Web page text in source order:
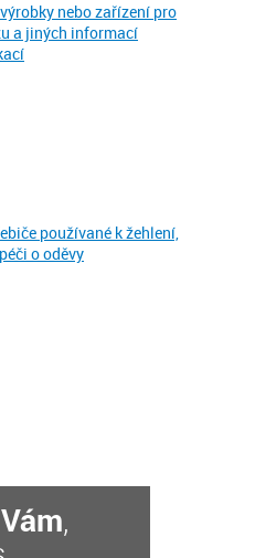
nebo zařízení pro
a jiných informací
používané k žehlení,
o oděvy
,